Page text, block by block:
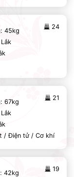
24
45kg
21
67kg
/ Điện tử / Cơ khí
19
42kg